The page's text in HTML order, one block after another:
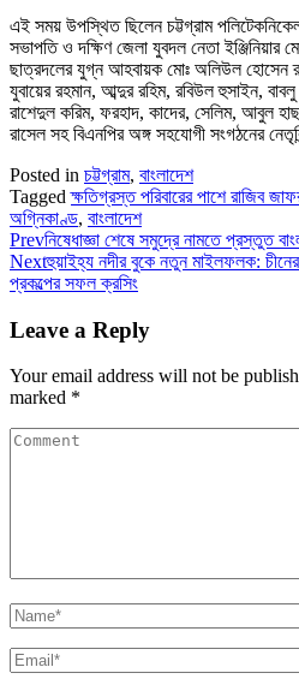
এই সময় উপস্থিত ছিলেন চট্টগ্রাম
সভাপতি ও দক্ষিণ জেলা যুবদল নেতা ইঞ্জিনিয়ার
ছাত্রদলের যুগ্ন আহবায়ক মোঃ অলিউল হোসেন
যুবায়ের রহমান, আব্দুর রহিম, রবিউল হুসাইন,
রাশেদুল করিম, ফরহাদ, কাদের, সেলিম, আবুল
রাসেল সহ বিএনপির অঙ্গ সহযোগী সংগঠনের
Posted in চট্টগ্রাম, বাংলাদেশ
Taggedক্ষতিগ্রস্ত পরিবারের পাশে রাজিব
অগ্নিকাণ্ড, বাংলাদেশ
Prevনিষেধাজ্ঞা শেষে সমুদ্রে নামতে প্রস্তুত
Nextহুয়াইহ্য নদীর বুকে নতুন মাইলফলক: চীনের
প্রকল্পের সফল ক্রসিং
Leave a Reply
Your email address will not be
marked *